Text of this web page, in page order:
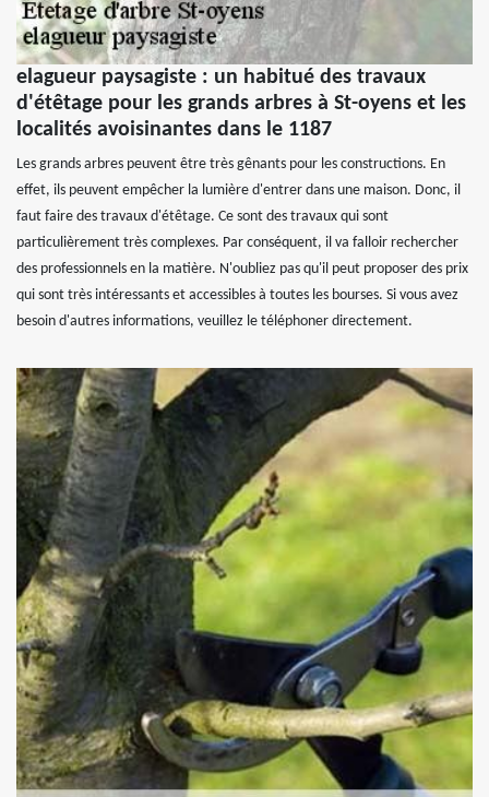
elagueur paysagiste : un habitué des travaux
d'étêtage pour les grands arbres à St-oyens et les
localités avoisinantes dans le 1187
Les grands arbres peuvent être très gênants pour les constructions. En
effet, ils peuvent empêcher la lumière d'entrer dans une maison. Donc, il
faut faire des travaux d'étêtage. Ce sont des travaux qui sont
particulièrement très complexes. Par conséquent, il va falloir rechercher
des professionnels en la matière. N'oubliez pas qu'il peut proposer des prix
qui sont très intéressants et accessibles à toutes les bourses. Si vous avez
besoin d'autres informations, veuillez le téléphoner directement.